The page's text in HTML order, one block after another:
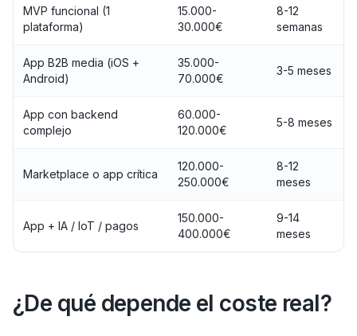
MVP funcional (1
plataforma)
15.000-
30.000€
8-12
semanas
App B2B media (iOS +
Android)
35.000-
70.000€
3-5 meses
App con backend
complejo
60.000-
120.000€
5-8 meses
Marketplace o app crítica
120.000-
250.000€
8-12
meses
App + IA / IoT / pagos
150.000-
400.000€
9-14
meses
¿De qué depende el coste real?